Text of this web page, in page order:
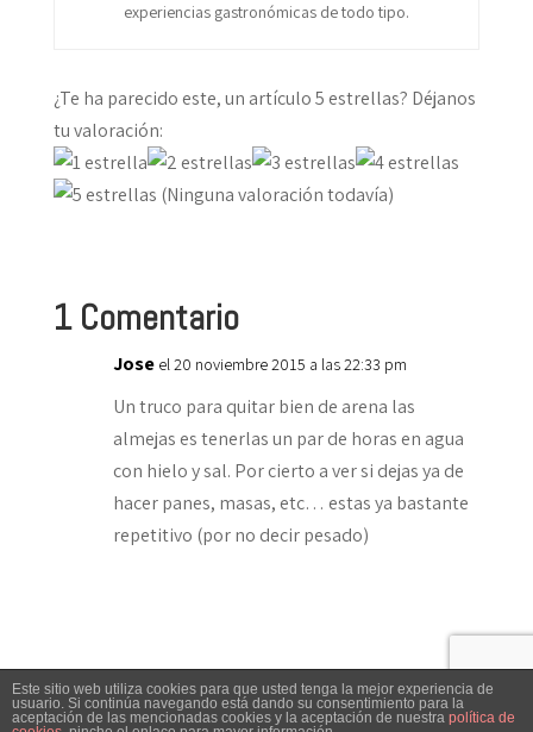
experiencias gastronómicas de todo tipo.
¿Te ha parecido este, un artículo 5 estrellas? Déjanos
tu valoración:
(Ninguna valoración todavía)
1 Comentario
Jose el 20 noviembre 2015 a las 22:33 pm
Un truco para quitar bien de arena las
almejas es tenerlas un par de horas en agua
con hielo y sal. Por cierto a ver si dejas ya de
hacer panes, masas, etc… estas ya bastante
repetitivo (por no decir pesado)
El Cocinero Fiel © 2019 -Aviso legal|Política de
Este sitio web utiliza cookies para que usted tenga la mejor experiencia de
usuario. Si continúa navegando está dando su consentimiento para la
aceptación de las mencionadas cookies y la aceptación de nuestra política de